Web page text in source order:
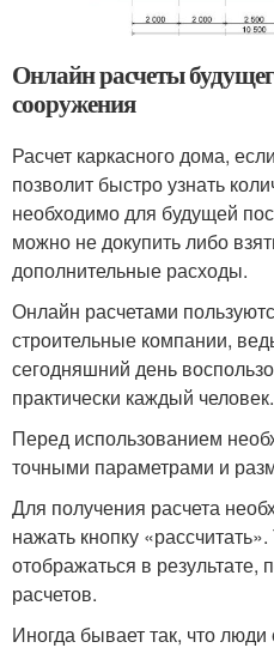
Онлайн расчеты
сооружения
Расчет каркасного дома,
позволит быстро узнать
необходимо для будущей
можно не докупить либо
дополнительные расходы.
Онлайн расчетами
строительные компании,
сегодняшний день
практически каждый человек.
Перед использованием
точными параметрами и
Для получения расчета
нажать кнопку
отображаться в результате,
расчетов.
Иногда бывает так, что